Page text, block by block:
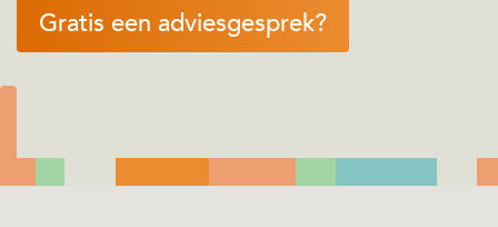
Gratis een adviesgesprek?